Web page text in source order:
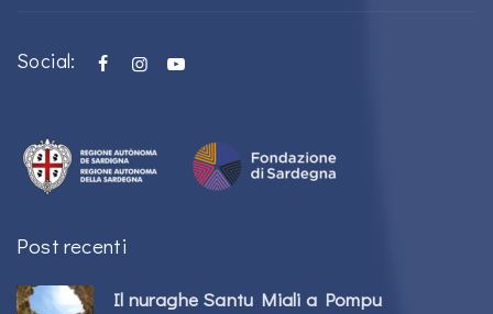
Social:
Post recenti
Il nuraghe Santu Miali a Pompu